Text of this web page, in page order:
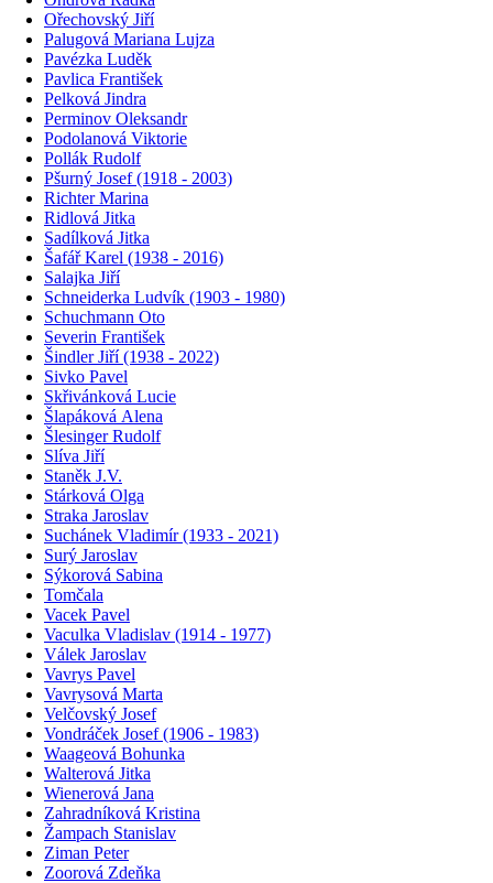
Ořechovský Jiří
Palugová Mariana Lujza
Pavézka Luděk
Pavlica František
Pelková Jindra
Perminov Oleksandr
Podolanová Viktorie
Pollák Rudolf
Pšurný Josef (1918 - 2003)
Richter Marina
Ridlová Jitka
Sadílková Jitka
Šafář Karel (1938 - 2016)
Salajka Jiří
Schneiderka Ludvík (1903 - 1980)
Schuchmann Oto
Severin František
Šindler Jiří (1938 - 2022)
Sivko Pavel
Skřivánková Lucie
Šlapáková Alena
Šlesinger Rudolf
Slíva Jiří
Staněk J.V.
Stárková Olga
Straka Jaroslav
Suchánek Vladimír (1933 - 2021)
Surý Jaroslav
Sýkorová Sabina
Tomčala
Vacek Pavel
Vaculka Vladislav (1914 - 1977)
Válek Jaroslav
Vavrys Pavel
Vavrysová Marta
Velčovský Josef
Vondráček Josef (1906 - 1983)
Waageová Bohunka
Walterová Jitka
Wienerová Jana
Zahradníková Kristina
Žampach Stanislav
Ziman Peter
Zoorová Zdeňka